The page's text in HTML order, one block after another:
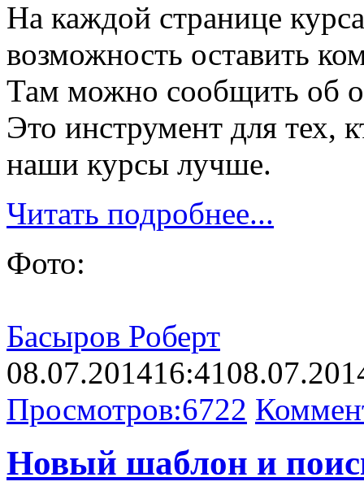
На каждой странице
возможность оставить
Там можно сообщить об
Это инструмент для тех,
наши курсы лучше.
Читать подробнее...
Фото:
Басыров Роберт
08.07.201416:41
Просмотров:6722
Новый шаблон и